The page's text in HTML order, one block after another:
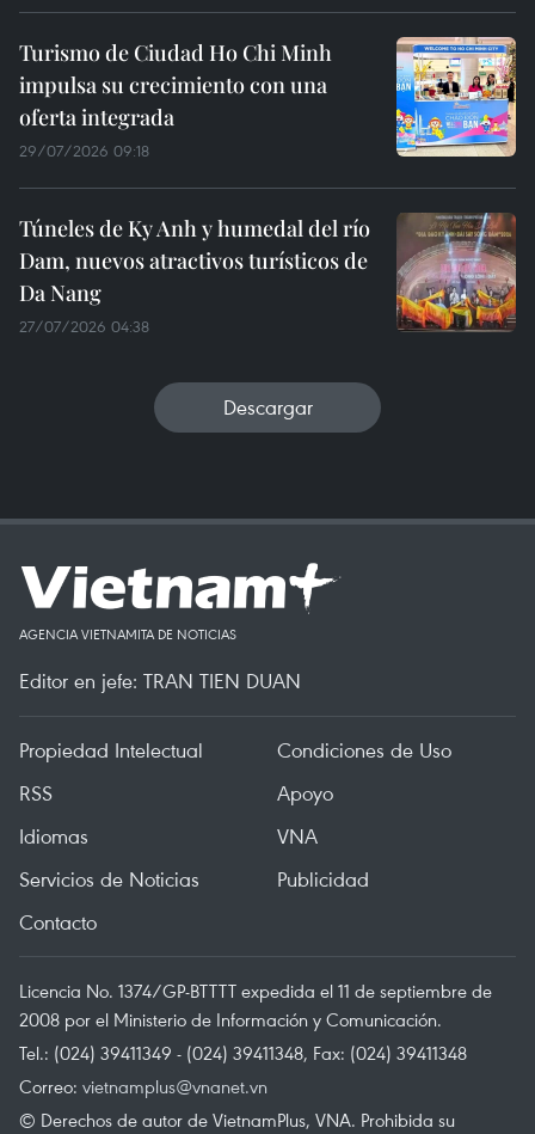
Turismo de Ciudad Ho Chi Minh
impulsa su crecimiento con una
oferta integrada
29/07/2026 09:18
Túneles de Ky Anh y humedal del río
Dam, nuevos atractivos turísticos de
Da Nang
27/07/2026 04:38
Descargar
AGENCIA VIETNAMITA DE NOTICIAS
Editor en jefe: TRAN TIEN DUAN
Propiedad Intelectual
Condiciones de Uso
RSS
Apoyo
Idiomas
VNA
Servicios de Noticias
Publicidad
Contacto
Licencia No. 1374/GP-BTTTT expedida el 11 de septiembre de
2008 por el Ministerio de Información y Comunicación.
Tel.: (024) 39411349 - (024) 39411348, Fax: (024) 39411348
Correo: vietnamplus@vnanet.vn
© Derechos de autor de VietnamPlus, VNA. Prohibida su